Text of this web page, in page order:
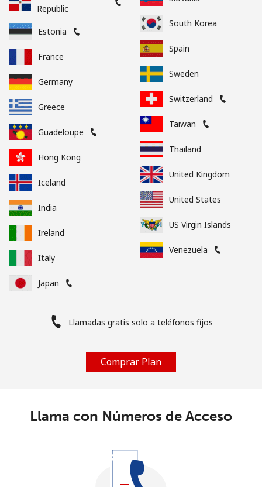
Republic
Estonia
France
Germany
Greece
Guadeloupe
Hong Kong
Iceland
India
Ireland
Italy
Japan
South Korea
Spain
Sweden
Switzerland
Taiwan
Thailand
United Kingdom
United States
US Virgin Islands
Venezuela
Llamadas gratis solo a teléfonos fijos
Comprar Plan
Llama con Números de Acceso